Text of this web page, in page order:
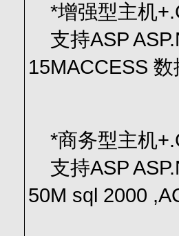
*增强型主机
支持ASP
15MACCESS 数
*商务型主机
支持ASP
50M sql 2000